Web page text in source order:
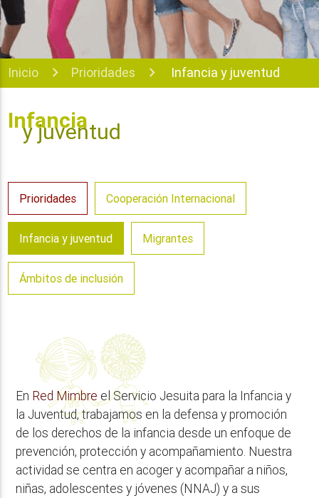
Inicio Prioridades Infancia y juventud
Infancia
y juventud
Prioridades Cooperación Internacional
Infancia y juventud Migrantes
Ámbitos de inclusión
En Red Mimbre el Servicio Jesuita para la Infancia y
la Juventud, trabajamos en la defensa y promoción
de los derechos de la infancia desde un enfoque de
prevención, protección y acompañamiento. Nuestra
actividad se centra en acoger y acompañar a niños,
niñas, adolescentes y jóvenes (NNAJ) y a sus